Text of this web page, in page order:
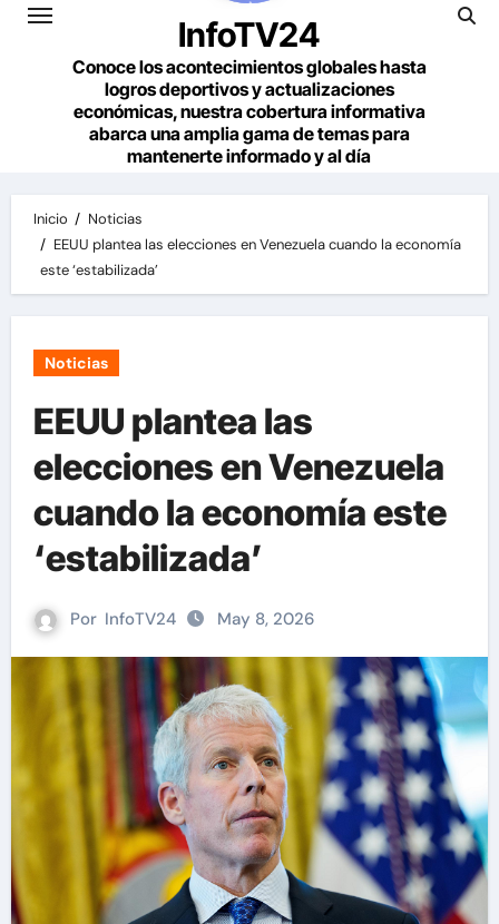
InfoTV24
Conoce los acontecimientos globales hasta
logros deportivos y actualizaciones
económicas, nuestra cobertura informativa
abarca una amplia gama de temas para
mantenerte informado y al día
Inicio
Noticias
EEUU plantea las elecciones en Venezuela cuando la economía
este ‘estabilizada’
Noticias
EEUU plantea las
elecciones en Venezuela
cuando la economía este
‘estabilizada’
Por InfoTV24 May 8, 2026